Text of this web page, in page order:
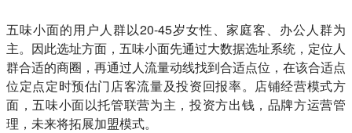
五味小面的用户人群以20-45岁女性、家庭客、办公人群为
主。因此选址方面，五味小面先通过大数据选址系统，定位人
群合适的商圈，再通过人流量动线找到合适点位，在该合适点
位定点定时预估门店客流量及投资回报率。店铺经营模式方
面，五味小面以托管联营为主，投资方出钱，品牌方运营管
理，未来将拓展加盟模式。